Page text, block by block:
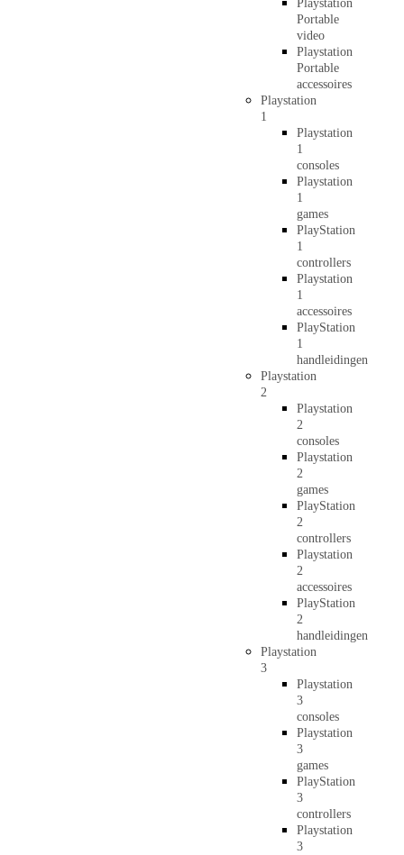
Playstation
Portable
video
Playstation
Portable
accessoires
Playstation
1
Playstation
1
consoles
Playstation
1
games
PlayStation
1
controllers
Playstation
1
accessoires
PlayStation
1
handleidingen
Playstation
2
Playstation
2
consoles
Playstation
2
games
PlayStation
2
controllers
Playstation
2
accessoires
PlayStation
2
handleidingen
Playstation
3
Playstation
3
consoles
Playstation
3
games
PlayStation
3
controllers
Playstation
3